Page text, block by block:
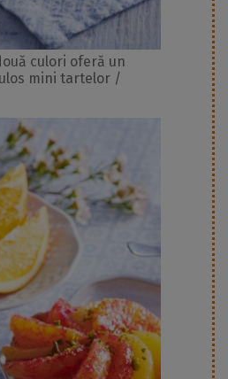
culori oferă un
mini tartelor /